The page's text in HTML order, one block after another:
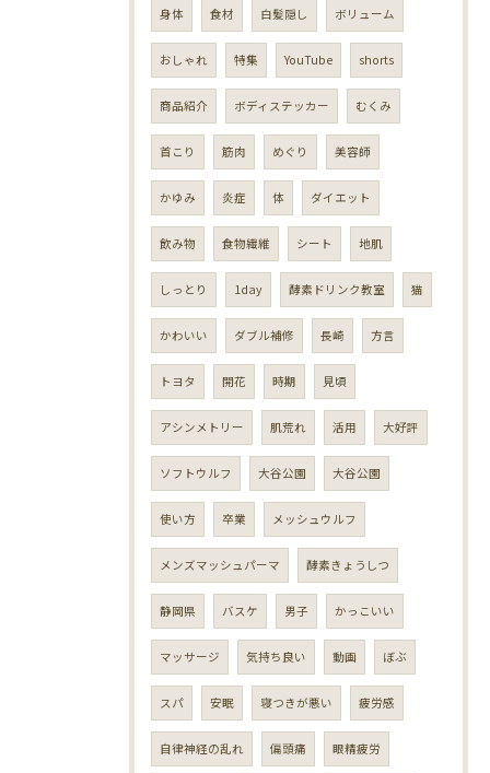
身体 食材 白髪隠し ボリューム
おしゃれ 特集 YouTube shorts
商品紹介 ボディステッカー むくみ
首こり 筋肉 めぐり 美容師
かゆみ 炎症 体 ダイエット
飲み物 食物繊維 シート 地肌
しっとり 1day 酵素ドリンク教室 猫
かわいい ダブル補修 長崎 方言
トヨタ 開花 時期 見頃
アシンメトリー 肌荒れ 活用 大好評
ソフトウルフ 大谷公園 大谷公園
使い方 卒業 メッシュウルフ
メンズマッシュパーマ 酵素きょうしつ
静岡県 バスケ 男子 かっこいい
マッサージ 気持ち良い 動画 ぼぶ
スパ 安眠 寝つきが悪い 疲労感
自律神経の乱れ 偏頭痛 眼精疲労